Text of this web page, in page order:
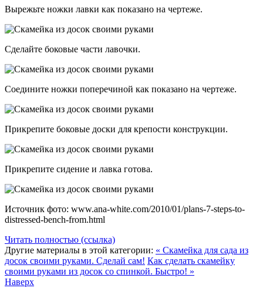
Вырежьте ножки лавки как показано на чертеже.
Сделайте боковые части лавочки.
Соедините ножки поперечиной как показано на чертеже.
Прикрепите боковые доски для крепости конструкции.
Прикрепите сидение и лавка готова.
Источник фото: www.ana-white.com/2010/01/plans-7-steps-to-
distressed-bench-from.html
Читать полностью (ссылка)
Другие материалы в этой категории: « Скамейка для сада из
досок своими руками. Сделай сам! Как сделать скамейку
своими руками из досок со спинкой. Быстро! »
Наверх